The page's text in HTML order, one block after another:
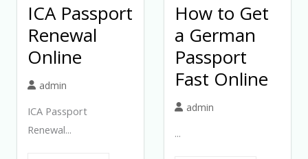
ICA Passport
Renewal
Online
admin
ICA Passport
Renewal...
How to Get
a German
Passport
Fast Online
admin
...